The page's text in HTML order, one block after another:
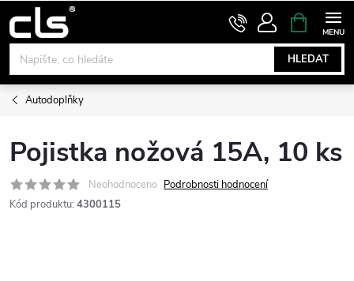
na
obsah
HLEDAT
NÁKUPNÍ
KOŠÍK
Autodoplňky
Pojistka nožová 15A, 10 ks
Neohodnoceno Podrobnosti hodnocení
Kód produktu: 4300115